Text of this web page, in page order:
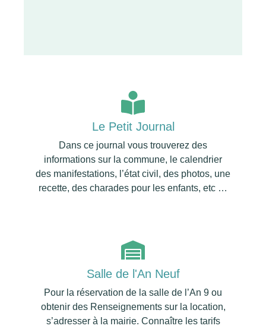
Le Petit Journal
Dans ce journal vous trouverez des
informations sur la commune, le calendrier
des manifestations, l’état civil, des photos, une
recette, des charades pour les enfants, etc …
Salle de l'An Neuf
Pour la réservation de la salle de l’An 9 ou
obtenir des Renseignements sur la location,
s’adresser à la mairie. Connaître les tarifs